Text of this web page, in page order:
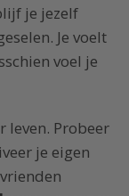
je jezelf
Je voelt
voel je
leven. Probeer
je eigen